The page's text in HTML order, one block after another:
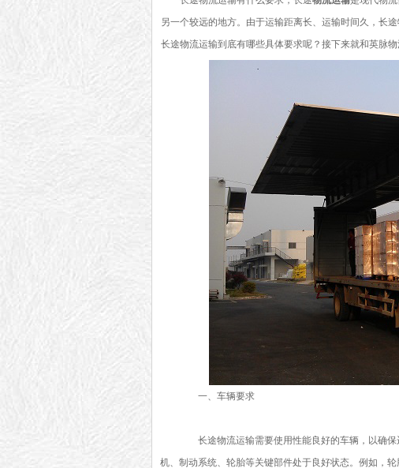
另一个较远的地方。由于运输距离长、运输时间久，长
长途物流运输到底有哪些具体要求呢？接下来就和英脉物
一、车辆要求
长途物流运输需要使用性能良好的车辆，以确保
机、制动系统、轮胎等关键部件处于良好状态。例如，